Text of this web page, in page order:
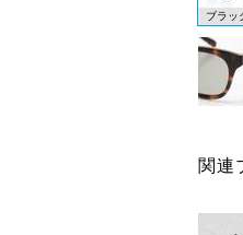
ブラッ
関連